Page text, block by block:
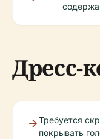
Дресс-
Требуется
покрывать